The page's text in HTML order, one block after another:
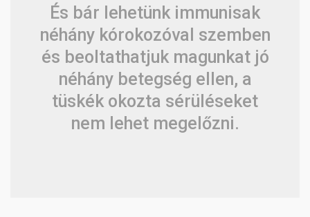
És bár lehetünk immunisak
néhány kórokozóval szemben
és beoltathatjuk magunkat jó
néhány betegség ellen, a
tüskék okozta sérüléseket
nem lehet megelőzni.